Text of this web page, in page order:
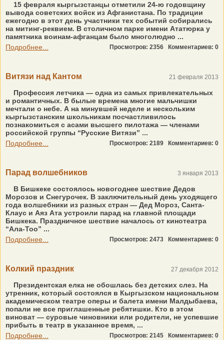
15 февраля кыргызстанцы отметили 24-ю годовщину
вывода советских войск из Афганистана. По традиции
ежегодно в этот день участники тех событий собирались
на митинг-реквием. В столичном парке имени Ататюрка у
памятника воинам-афганцам было многолюдно ...
Подробнее...
Просмотров: 2356 Комментариев: 0
Витязи над Кантом 21 февраля 2013
Профессия летчика — одна из самых привлекательных
и романтичных. В былые времена многие мальчишки
мечтали о небе. А на минувшей неделе и нескольким
кыргызстанским школьникам посчастливилось
познакомиться с асами высшего пилотажа — членами
российской группы “Русские Витязи” ...
Подробнее...
Просмотров: 2189 Комментариев: 0
Парад волшебников 3 января 2013
В Бишкеке состоялось новогоднее шествие Дедов
Морозов и Снегурочек. В заключительный день уходящего
года волшебники из разных стран — Дед Мороз, Санта-
Клаус и Аяз Ата устроили парад на главной площади
Бишкека. Праздничное шествие началось от кинотеатра
“Ала-Тоо” ...
Подробнее...
Просмотров: 2473 Комментариев: 0
Колкий праздник 27 декабря 2012
Президентская елка не обошлась без детских слез. На
утренник, который состоялся в Кыргызском национальном
академическом театре оперы и балета имени Малдыбаева,
попали не все приглашенные ребятишки. Кто в этом
виноват — суровые чиновники или родители, не успевшие
прибыть в театр в указанное время, ...
Подробнее...
Просмотров: 2145 Комментариев: 0